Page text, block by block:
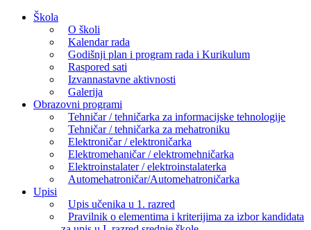
Skip
Škola
O školi
Kalendar rada
Godišnji plan i program rada i Kurikulum
Raspored sati
Izvannastavne aktivnosti
Galerija
Obrazovni programi
Tehničar / tehničarka za informacijske tehnologije
Tehničar / tehničarka za mehatroniku
Elektroničar / elektroničarka
Elektromehaničar / elektromehničarka
Elektroinstalater / elektroinstalaterka
Automehatroničar/Automehatroničarka
Upisi
Upis učenika u 1. razred
Pravilnik o elementima i kriterijima za izbor kandidata